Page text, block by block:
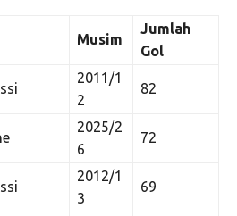
Musim
Jumlah
Gol
2011/1
2
82
2025/2
6
72
2012/1
3
69